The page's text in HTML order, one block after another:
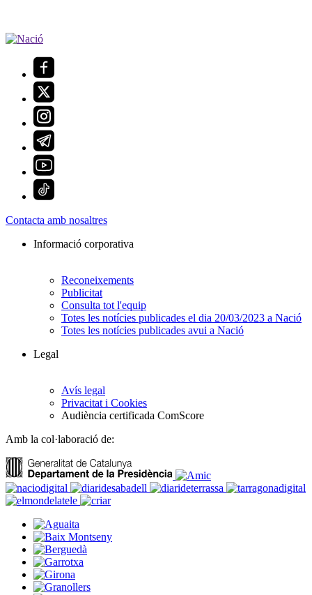
Contacta amb nosaltres
Informació corporativa
Reconeixements
Publicitat
Consulta tot l'equip
Totes les notícies publicades el dia 20/03/2023 a Nació
Totes les notícies publicades avui a Nació
Legal
Avís legal
Privacitat i Cookies
Audiència certificada ComScore
Amb la col·laboració de: